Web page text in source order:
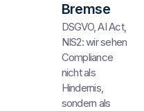
Bremse
DSGVO, AI Act,
NIS2: wir sehen
Compliance
nicht als
Hindernis,
sondern als